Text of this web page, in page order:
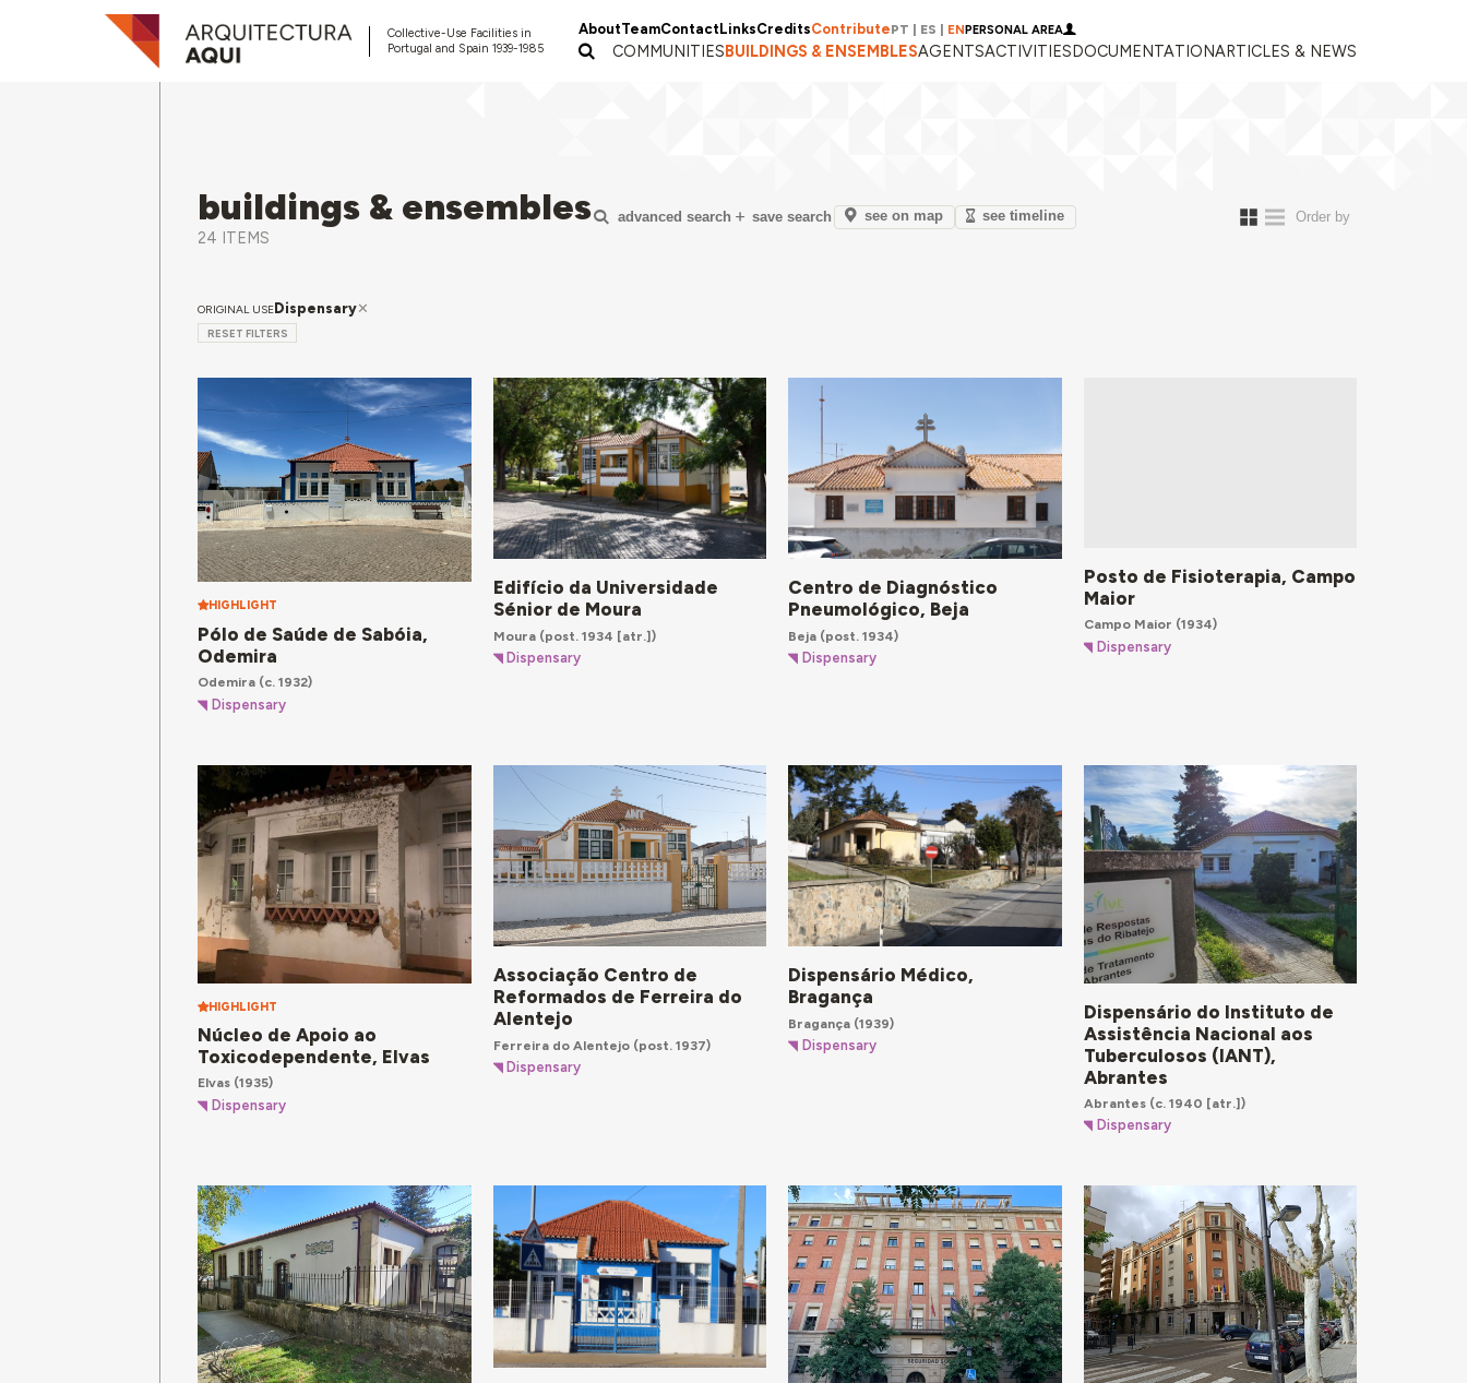
Collective-Use Facilities in
Portugal and Spain 1939-1985
AboutTeamContactLinksCreditsContributePT ES ENPERSONAL AREA
COMMUNITIESBUILDINGS & ENSEMBLESAGENTSACTIVITIESDOCUMENTATIONARTICLES & NEWS
buildings & ensembles
24 ITEMS
advanced search save search see on map see timeline
ORIGINAL USE Dispensary
RESET FILTERS
HIGHLIGHT
Pólo de Saúde de Sabóia,
Odemira
Odemira (c. 1932)
Dispensary
Edifício da Universidade
Sénior de Moura
Moura(post. 1934 [atr.])
Dispensary
Centro de Diagnóstico
Pneumológico, Beja
Beja (post. 1934)
Dispensary
Posto de Fisioterapia, Campo
Maior
Campo Maior (1934)
Dispensary
HIGHLIGHT
Núcleo de Apoio ao
Toxicodependente, Elvas
Elvas (1935)
Dispensary
Associação Centro de
Reformados de Ferreira do
Alentejo
Ferreira do Alentejo(post. 1937)
Dispensary
Dispensário Médico,
Bragança
Bragança (1939)
Dispensary
Dispensário do Instituto de
Assistência Nacional aos
Tuberculosos (IANT),
Abrantes
Abrantes(c. 1940 [atr.])
Dispensary